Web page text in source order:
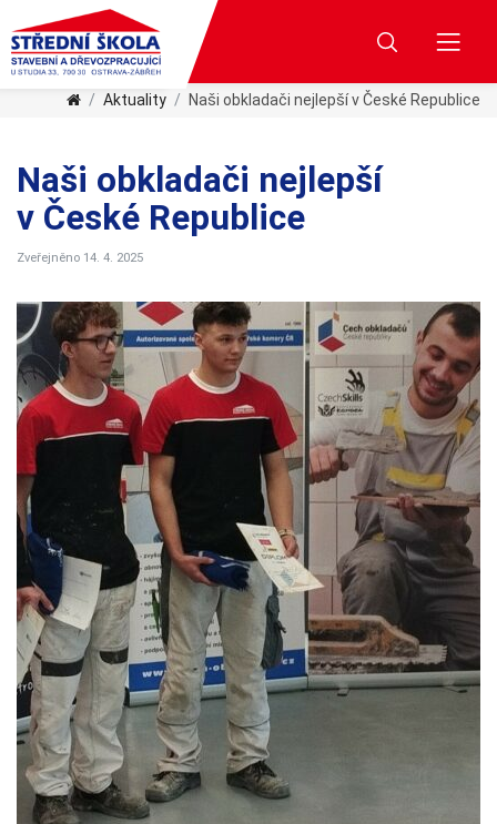
Aktuality Naši obkladači nejlepší v České Republice
Naši obkladači nejlepší
v České Republice
Zveřejněno 14. 4. 2025
Tyto
soubory
cookie
nejsou
volitelné.
Jsou
nezbytné
pro
fungování
webových
Statistiky